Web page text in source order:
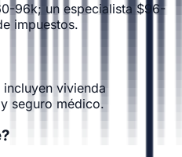
96k; un especialista $96-
impuestos.
vivienda
seguro médico.